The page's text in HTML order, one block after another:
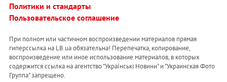
Политики и стандарты
Пользовательское соглашение
При полном или частичном воспроизведении материалов прямая
гиперссылка на LB.ua обязательна! Перепечатка, копирование,
воспроизведение или иное использование материалов, в которых
содержится ссылка на агентство "Українськi Новини" и "Украинская Фото
Группа" запрещено.